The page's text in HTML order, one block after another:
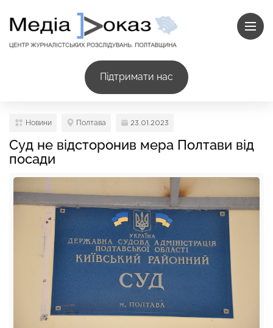
Підтримати нас
Новини Полтава 23.01.2023
Суд не відсторонив мера Полтави від
посади